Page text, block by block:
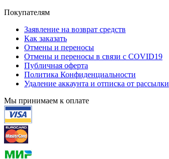
Покупателям
Заявление на возврат средств
Как заказать
Отмены и переносы
Отмены и переносы в связи с COVID19
Публичная оферта
Политика Конфиденциальности
Удаление аккаунта и отписка от рассылки
Мы принимаем к оплате